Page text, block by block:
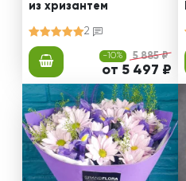
из хризантем
2
-10% 5 885 ₽
от 5 497 ₽